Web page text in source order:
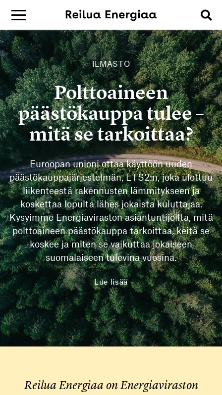
ILMASTO
Polttoaineen
päästökauppa tulee –
mitä se tarkoittaa?
Euroopan unioni ottaa käyttöön uuden
päästökauppajärjestelmän, ETS2:n, joka ulottuu
liikenteestä rakennusten lämmitykseen ja
koskettaa lopulta lähes jokaista kuluttajaa.
Kysyimme Energiaviraston asiantuntijoilta, mitä
polttoaineen päästökauppa tarkoittaa, keitä se
koskee ja miten se vaikuttaa jokaiseen
suomalaiseen tulevina vuosina.
Lue lisää
Reilua Energiaa on Energiaviraston